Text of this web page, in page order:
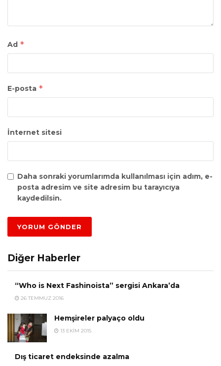
Ad *
E-posta *
İnternet sitesi
Daha sonraki yorumlarımda kullanılması için adım, e-
posta adresim ve site adresim bu tarayıcıya
kaydedilsin.
Diğer Haberler
“Who is Next Fashinoista” sergisi Ankara’da
26 TEMMUZ 2016
Hemşireler palyaço oldu
13 EKIM 2015
Dış ticaret endeksinde azalma